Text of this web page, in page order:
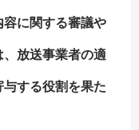
に関する審議や
放送事業者の適
する役割を果た